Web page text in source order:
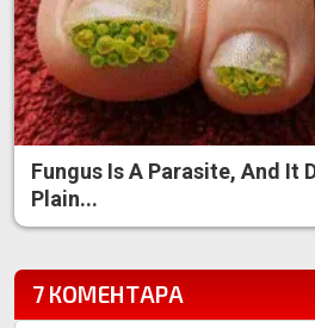
Fungus Is A Parasite, And It
Plain...
7 КОМЕНТАРА